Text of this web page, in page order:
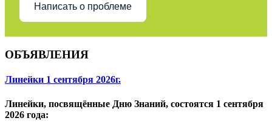
Написать о проблеме
ОБЪЯВЛЕНИЯ
Линейки 1 сентября 2026г.
Линейки, посвящённые Дню Знаний, состоятся 1 сентября
2026 года: